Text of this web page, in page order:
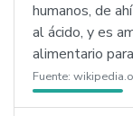
humanos, de
al ácido, y es
alimentario
Fuente: